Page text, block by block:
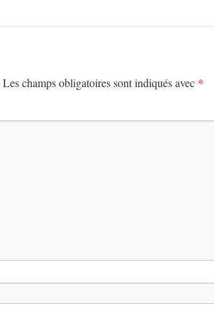
Les champs obligatoires sont indiqués avec *